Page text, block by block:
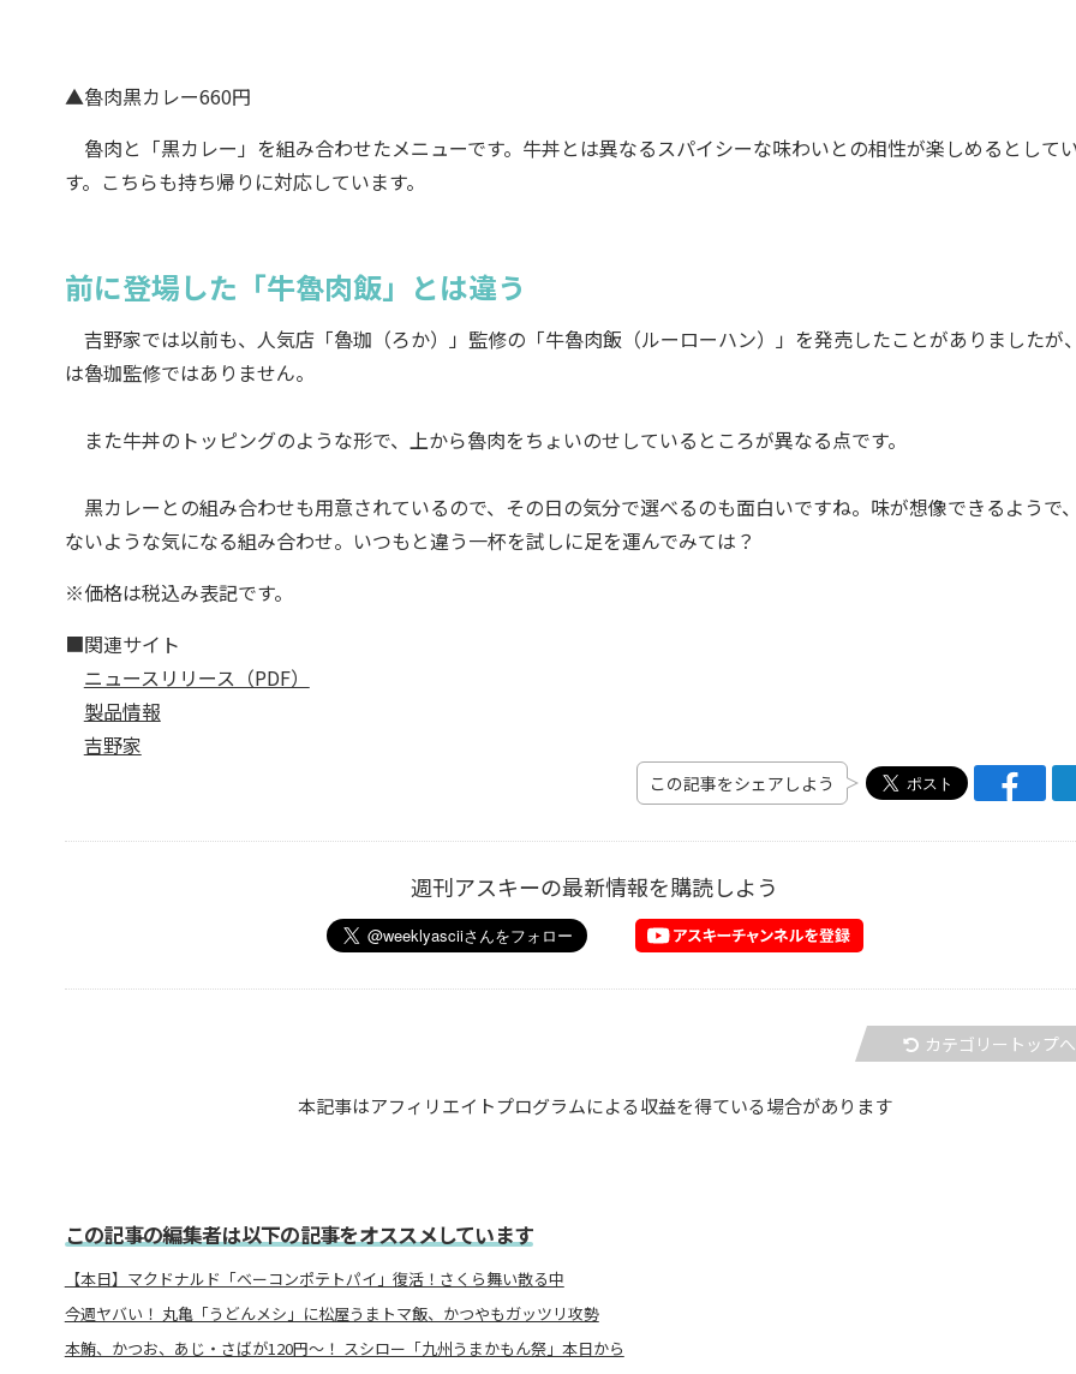
▲魯肉黒カレー660円
魯肉と「黒カレー」を組み合わせたメニューです。牛丼とは異なるスパイシーな味わいとの相性が楽しめるとして
す。こちらも持ち帰りに対応しています。
前に登場した「牛魯肉飯」とは違う
吉野家では以前も、人気店「魯珈（ろか）」監修の「牛魯肉飯（ルーローハン）」を発売したことがありましたが
は魯珈監修ではありません。
また牛丼のトッピングのような形で、上から魯肉をちょいのせしているところが異なる点です。
黒カレーとの組み合わせも用意されているので、その日の気分で選べるのも面白いですね。味が想像できるようで
ないような気になる組み合わせ。いつもと違う一杯を試しに足を運んでみては？
※価格は税込み表記です。
■関連サイト
ニュースリリース（PDF）
製品情報
吉野家
この記事をシェアしよう
週刊アスキーの最新情報を購読しよう
カテゴリートップへ
本記事はアフィリエイトプログラムによる収益を得ている場合があります
この記事の編集者は以下の記事をオススメしています
【本日】マクドナルド「ベーコンポテトパイ」復活！さくら舞い散る中
今週ヤバい！ 丸亀「うどんメシ」に松屋うまトマ飯、かつやもガッツリ攻勢
本鮪、かつお、あじ・さばが120円～！ スシロー「九州うまかもん祭」本日から